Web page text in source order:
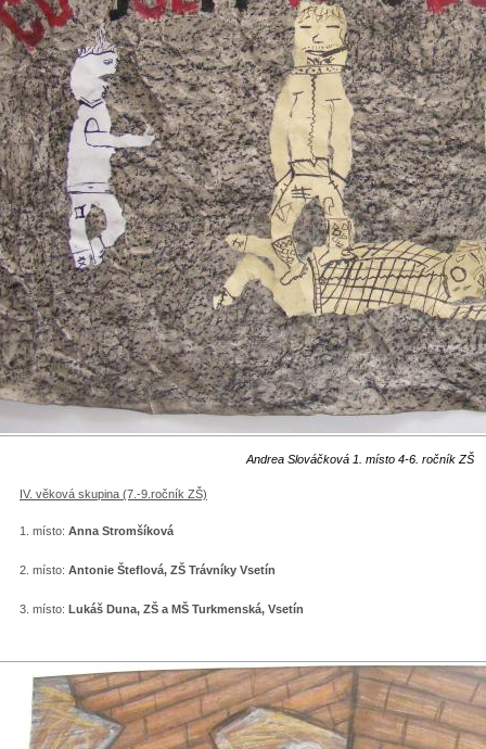
Andrea Slováčková 1. místo 4-6. ročník ZŠ
IV. věková skupina (7.-9.ročník ZŠ)
1. místo: Anna Stromšíková
2. místo: Antonie Šteflová, ZŠ Trávníky Vsetín
3. místo: Lukáš Duna, ZŠ a MŠ Turkmenská, Vsetín